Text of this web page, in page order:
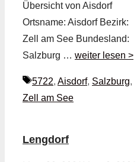
Übersicht von Aisdorf
Ortsname: Aisdorf Bezirk:
Zell am See Bundesland:
Salzburg … weiter lesen >
Schlagwörter
5722, Aisdorf, Salzburg,
Zell am See
Lengdorf